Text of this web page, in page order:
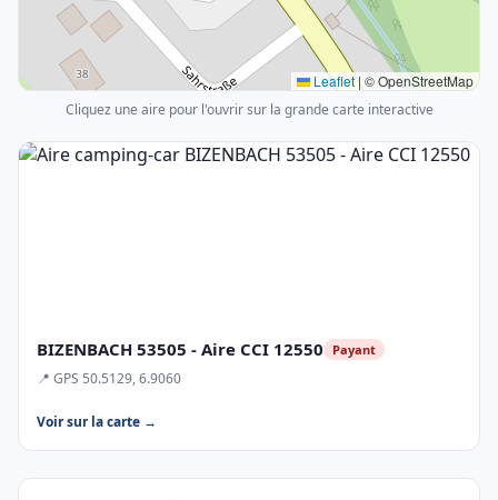
BIZENBACH 53505 - Aire CCI 12550 Payant
📍 GPS 50.5129, 6.9060
Voir sur la carte →
Leaflet|© OpenStreetMap
Cliquez une aire pour l'ouvrir sur la grande carte interactive